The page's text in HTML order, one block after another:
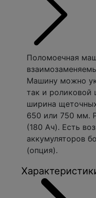
Поломоечная
Машину можно
так и роликовой
ширина
650 или 750 мм.
(180 Ач). Есть
аккумуляторов
(опция).